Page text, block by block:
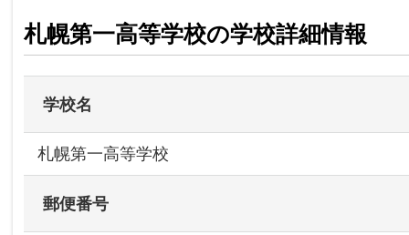
札幌第一高等学校の学校詳細情報
学校名
札幌第一高等学校
郵便番号